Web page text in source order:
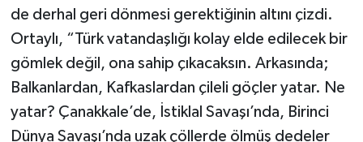
de derhal geri dönmesi gerektiğinin altını çizdi.
Ortaylı, “Türk vatandaşlığı kolay elde edilecek bir
gömlek değil, ona sahip çıkacaksın. Arkasında;
Balkanlardan, Kafkaslardan çileli göçler yatar. Ne
yatar? Çanakkale’de, İstiklal Savaşı’nda, Birinci
Dünya Savaşı’nda uzak çöllerde ölmüş dedeler